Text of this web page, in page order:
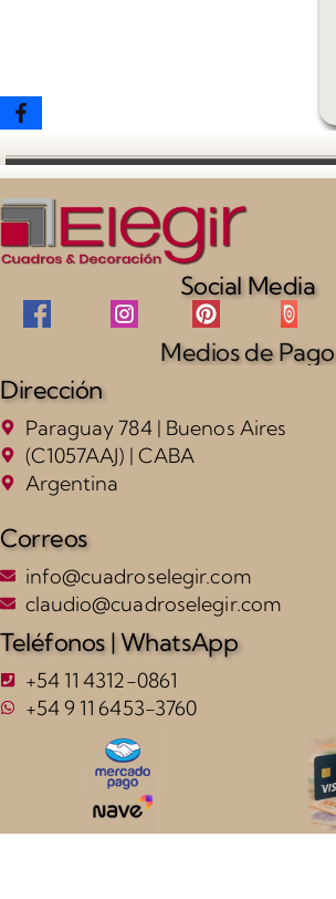
Social Media
Medios de Pago
Dirección
Paraguay 784 | Buenos Aires
(C1057AAJ) | CABA
Argentina
Correos
info@cuadroselegir.com
claudio@cuadroselegir.com
Teléfonos | WhatsApp
+54 11 4312-0861
+54 9 11 6453-3760